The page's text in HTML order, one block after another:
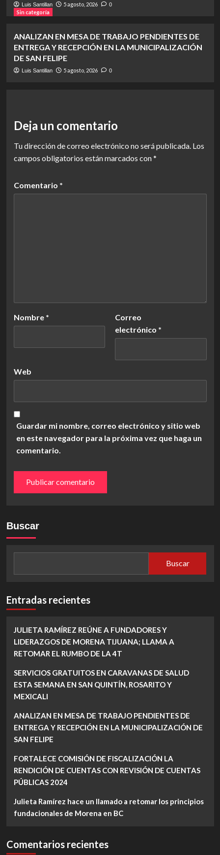
Luis Santillan 5 agosto, 2026 0
Sin categoría
ANALIZAN EN MESA DE TRABAJO PENDIENTES DE
ENTREGA Y RECEPCIÓN EN LA MUNICIPALIZACIÓN
DE SAN FELIPE
Luis Santillan 5 agosto, 2026 0
Deja un comentario
Tu dirección de correo electrónico no será publicada. Los
campos obligatorios están marcados con*
Comentario *
Nombre *
Correo
electrónico *
Web
Guardar mi nombre, correo electrónico y sitio web
en este navegador para la próxima vez que haga un
comentario.
Buscar
Buscar
Entradas recientes
JULIETA RAMÍREZ REÚNE A FUNDADORES Y
LIDERAZGOS DE MORENA TIJUANA; LLAMA A
RETOMAR EL RUMBO DE LA 4T
SERVICIOS GRATUITOS EN CARAVANAS DE SALUD
ESTA SEMANA EN SAN QUINTÍN, ROSARITO Y
MEXICALI
ANALIZAN EN MESA DE TRABAJO PENDIENTES DE
ENTREGA Y RECEPCIÓN EN LA MUNICIPALIZACIÓN DE
SAN FELIPE
FORTALECE COMISIÓN DE FISCALIZACIÓN LA
RENDICIÓN DE CUENTAS CON REVISIÓN DE CUENTAS
PÚBLICAS 2024
Julieta Ramírez hace un llamado a retomar los principios
fundacionales de Morena en BC
Comentarios recientes